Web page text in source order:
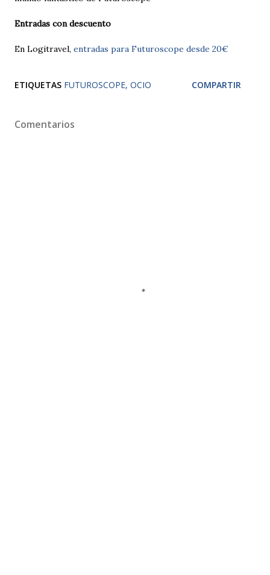
Entradas con descuento
En Logitravel, entradas para Futuroscope desde 20€
ETIQUETAS FUTUROSCOPE OCIO COMPARTIR
Comentarios